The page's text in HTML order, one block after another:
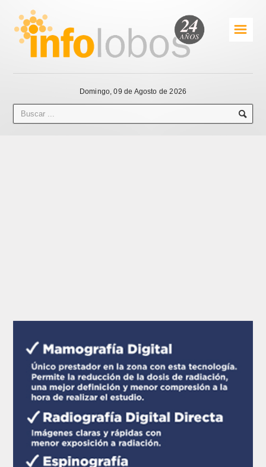
☰
Domingo, 09 de Agosto de 2026